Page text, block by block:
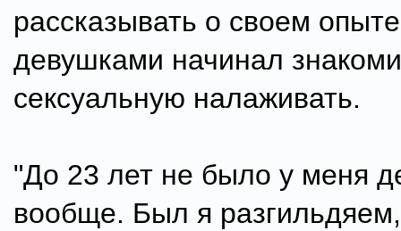
рассказывать о своем
девушками начинал
сексуальную налаживать.
"До 23 лет не было у меня
вообще. Был я